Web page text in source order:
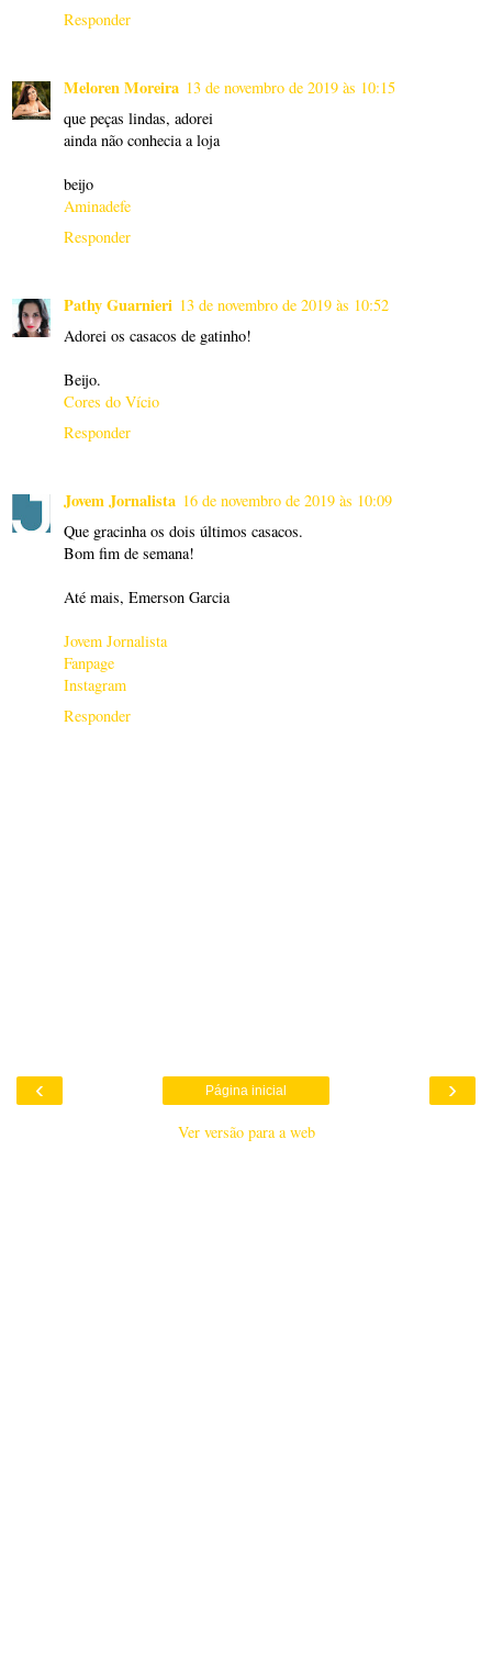
Responder
Meloren Moreira 13 de novembro de 2019 às 10:15
que peças lindas, adorei
ainda não conhecia a loja
beijo
Aminadefe
Responder
Pathy Guarnieri 13 de novembro de 2019 às 10:52
Adorei os casacos de gatinho!
Beijo.
Cores do Vício
Responder
Jovem Jornalista 16 de novembro de 2019 às 10:09
Que gracinha os dois últimos casacos.
Bom fim de semana!
Até mais, Emerson Garcia
Jovem Jornalista
Fanpage
Instagram
Responder
‹ ›
Página inicial
Ver versão para a web